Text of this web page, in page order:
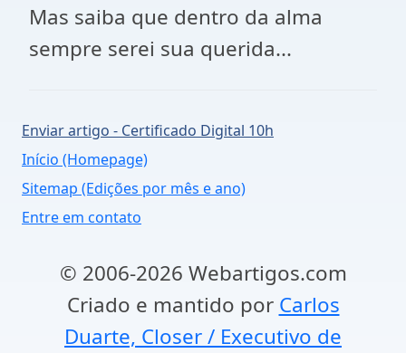
Mas saiba que dentro da alma
sempre serei sua querida...
Enviar artigo - Certificado Digital 10h
Início (Homepage)
Sitemap (Edições por mês e ano)
Entre em contato
© 2006-2026 Webartigos.com
Criado e mantido por Carlos
Duarte, Closer / Executivo de